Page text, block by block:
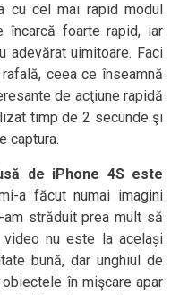
cu cel mai rapid modul
încarcă foarte rapid, iar
uimitoare. Faci
ceea ce înseamnă
de acţiune rapidă
timp de 2 secunde şi
captura.
de iPhone 4S este
a făcut numai imagini
străduit prea mult să
nu este la același
bună, dar unghiul de
în mişcare apar